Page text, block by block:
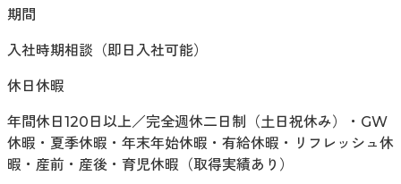
期間
入社時期相談（即日入社可能）
休日休暇
年間休日120日以上／完全週休二日制（土日祝休み）・GW
休暇・夏季休暇・年末年始休暇・有給休暇・リフレッシュ休
暇・産前・産後・育児休暇（取得実績あり）